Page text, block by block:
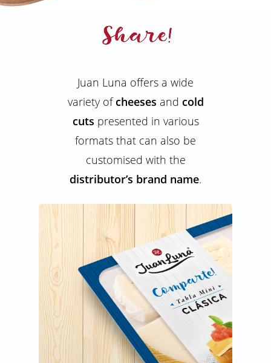
Juan Luna offers a wide
variety ofcheeses and cold
cuts presented in various
formats that can also be
customised with the
distributor’s brand name.